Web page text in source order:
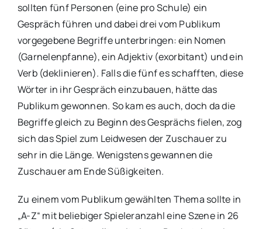
sollten fünf Personen (eine pro Schule) ein
Gespräch führen und dabei drei vom Publikum
vorgegebene Begriffe unterbringen: ein Nomen
(Garnelenpfanne), ein Adjektiv (exorbitant) und ein
Verb (deklinieren). Falls die fünf es schafften, diese
Wörter in ihr Gespräch einzubauen, hätte das
Publikum gewonnen. So kam es auch, doch da die
Begriffe gleich zu Beginn des Gesprächs fielen, zog
sich das Spiel zum Leidwesen der Zuschauer zu
sehr in die Länge. Wenigstens gewannen die
Zuschauer am Ende Süßigkeiten.
Zu einem vom Publikum gewählten Thema sollte in
„A-Z“ mit beliebiger Spieleranzahl eine Szene in 26